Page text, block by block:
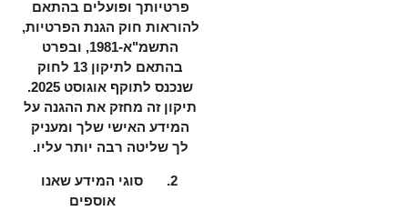
פרטיותך ופועלים בהתאם
להוראות חוק הגנת הפרטיות,
התשמ"א-1981, ובפרט
בהתאם לתיקון 13 לחוק
שנכנס לתוקף אוגוסט 2025.
תיקון זה מחזק את ההגנה על
המידע האישי שלך ומעניק
לך שליטה רבה יותר עליו.
סוגי המידע שאנו
אוספים